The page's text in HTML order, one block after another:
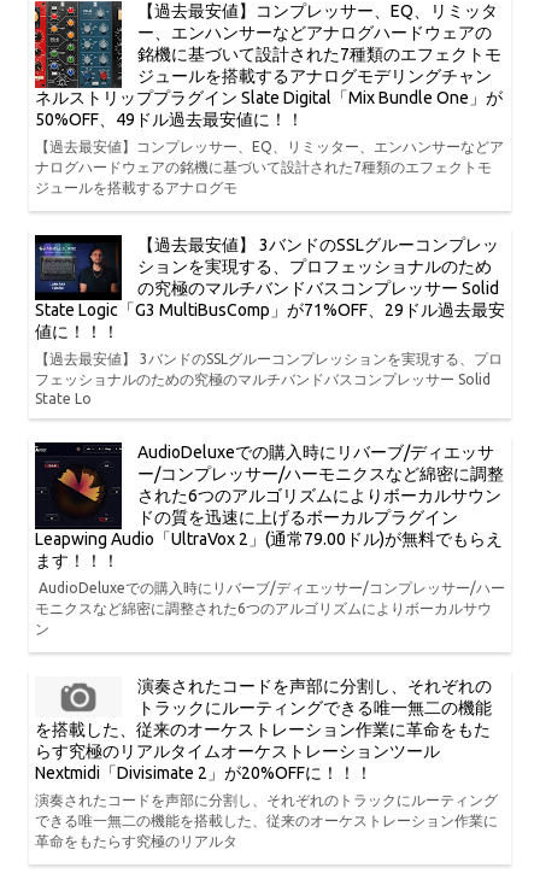
【過去最安値】コンプレッサー、EQ、リミッタ
ー、エンハンサーなどアナログハードウェアの
銘機に基づいて設計された7種類のエフェクトモ
ジュールを搭載するアナログモデリングチャン
ネルストリッププラグイン Slate Digital「Mix Bundle One」が
50%OFF、49ドル過去最安値に！！
【過去最安値】コンプレッサー、EQ、リミッター、エンハンサーなどア
ナログハードウェアの銘機に基づいて設計された7種類のエフェクトモ
ジュールを搭載するアナログモ
【過去最安値】 3バンドのSSLグルーコンプレッ
ションを実現する、プロフェッショナルのため
の究極のマルチバンドバスコンプレッサー Solid
State Logic「G3 MultiBusComp」が71%OFF、29ドル過去最安
値に！！！
【過去最安値】 3バンドのSSLグルーコンプレッションを実現する、プロ
フェッショナルのための究極のマルチバンドバスコンプレッサー Solid
State Lo
AudioDeluxeでの購入時にリバーブ/ディエッサ
ー/コンプレッサー/ハーモニクスなど綿密に調整
された6つのアルゴリズムによりボーカルサウン
ドの質を迅速に上げるボーカルプラグイン
Leapwing Audio「UltraVox 2」(通常79.00ドル)が無料でもらえ
ます！！！
AudioDeluxeでの購入時にリバーブ/ディエッサー/コンプレッサー/ハー
モニクスなど綿密に調整された6つのアルゴリズムによりボーカルサウ
ン
演奏されたコードを声部に分割し、それぞれの
トラックにルーティングできる唯一無二の機能
を搭載した、従来のオーケストレーション作業に革命をもた
らす究極のリアルタイムオーケストレーションツール
Nextmidi「Divisimate 2」が20%OFFに！！！
演奏されたコードを声部に分割し、それぞれのトラックにルーティング
できる唯一無二の機能を搭載した、従来のオーケストレーション作業に
革命をもたらす究極のリアルタ